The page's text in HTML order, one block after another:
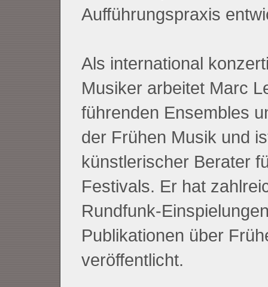
Aufführungspraxis
Als international
Musiker arbeitet Marc
führenden Ensembles
der Frühen Musik und
künstlerischer Berater
Festivals. Er hat
Rundfunk-
Publikationen über
veröffentlicht.